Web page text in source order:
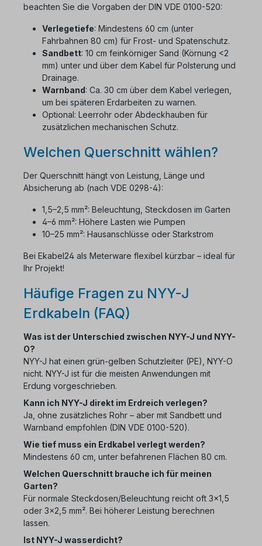
beachten Sie die Vorgaben der DIN VDE 0100-520:
Verlegetiefe: Mindestens 60 cm (unter
Fahrbahnen 80 cm) für Frost- und Spatenschutz.
Sandbett: 10 cm feinkörniger Sand (Körnung <2
mm) unter und über dem Kabel für Polsterung und
Drainage.
Warnband: Ca. 30 cm über dem Kabel verlegen,
um bei späteren Erdarbeiten zu warnen.
Optional: Leerrohr oder Abdeckhauben für
zusätzlichen mechanischen Schutz.
Welchen Querschnitt wählen?
Der Querschnitt hängt von Leistung, Länge und
Absicherung ab (nach VDE 0298-4):
1,5–2,5 mm²: Beleuchtung, Steckdosen im Garten
4–6 mm²: Höhere Lasten wie Pumpen
10–25 mm²: Hausanschlüsse oder Starkstrom
Bei Ekabel24 als Meterware flexibel kürzbar – ideal für
Ihr Projekt!
Häufige Fragen zu NYY-J
Erdkabeln (FAQ)
Was ist der Unterschied zwischen NYY-J und NYY-
O?
NYY-J hat einen grün-gelben Schutzleiter (PE), NYY-O
nicht. NYY-J ist für die meisten Anwendungen mit
Erdung vorgeschrieben.
Kann ich NYY-J direkt im Erdreich verlegen?
Ja, ohne zusätzliches Rohr – aber mit Sandbett und
Warnband empfohlen (DIN VDE 0100-520).
Wie tief muss ein Erdkabel verlegt werden?
Mindestens 60 cm, unter befahrenen Flächen 80 cm.
Welchen Querschnitt brauche ich für meinen
Garten?
Für normale Steckdosen/Beleuchtung reicht oft 3x1,5
oder 3x2,5 mm². Bei höherer Leistung berechnen
lassen.
Ist NYY-J wasserdicht?